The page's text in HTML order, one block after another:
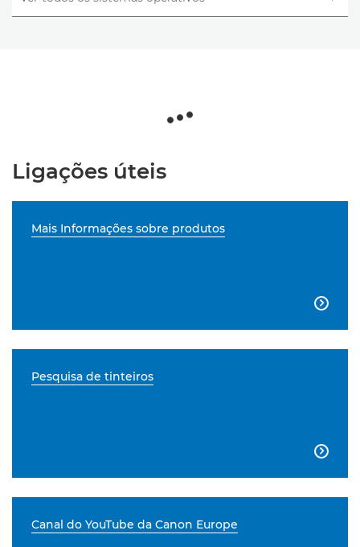
Ligações úteis
Mais Informações sobre produtos

Pesquisa de tinteiros

Canal do YouTube da Canon Europe